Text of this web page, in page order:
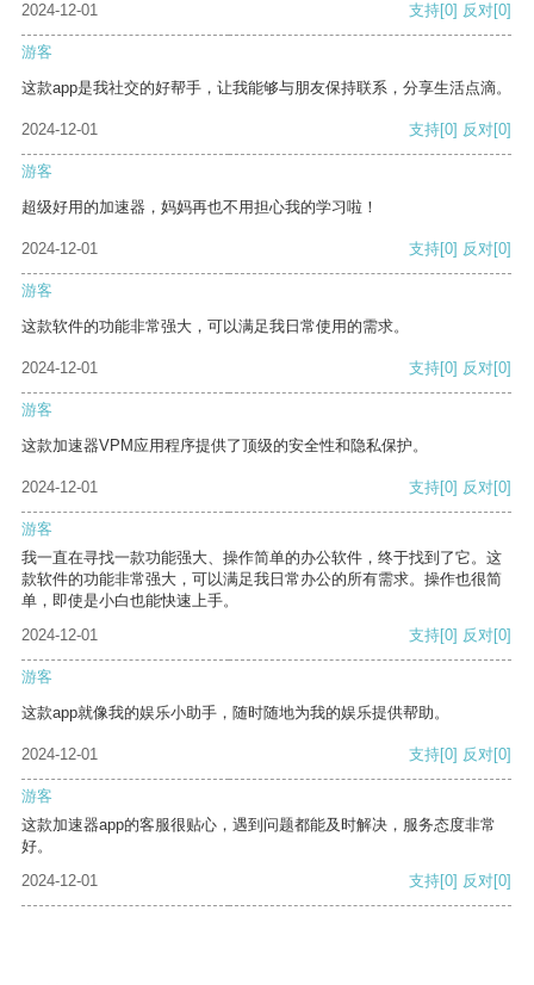
2024-12-01 支持[0] 反对[0]
游客
这款app是我社交的好帮手，让我能够与朋友保持联系，分享生活点滴。
2024-12-01 支持[0] 反对[0]
游客
超级好用的加速器，妈妈再也不用担心我的学习啦！
2024-12-01 支持[0] 反对[0]
游客
这款软件的功能非常强大，可以满足我日常使用的需求。
2024-12-01 支持[0] 反对[0]
游客
这款加速器VPM应用程序提供了顶级的安全性和隐私保护。
2024-12-01 支持[0] 反对[0]
游客
我一直在寻找一款功能强大、操作简单的办公软件，终于找到了它。这
款软件的功能非常强大，可以满足我日常办公的所有需求。操作也很简
单，即使是小白也能快速上手。
2024-12-01
支持[0] 反对[0]
游客
这款app就像我的娱乐小助手，随时随地为我的娱乐提供帮助。
2024-12-01 支持[0] 反对[0]
游客
这款加速器app的客服很贴心，遇到问题都能及时解决，服务态度非常
好。
2024-12-01
支持[0] 反对[0]